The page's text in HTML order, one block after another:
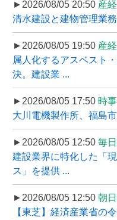
►2026/08/05 20:50 産
清水建設と建物管理業
►2026/08/05 19:50 産
属人化するアスベスト
決。建設業 ...
►2026/08/05 17:50 時
大川電機製作所、福島
►2026/08/05 12:50 毎
建設業界に特化した「
ス」を提供 ...
►2026/08/05 12:50 朝
【東芝】経済産業省の